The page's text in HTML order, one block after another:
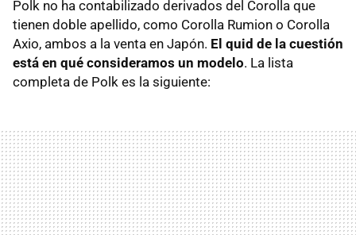
Polk no ha contabilizado derivados del Corolla que
tienen doble apellido, como Corolla Rumion o Corolla
Axio, ambos a la venta en Japón. El quid de la cuestión
está en qué consideramos un modelo. La lista
completa de Polk es la siguiente: